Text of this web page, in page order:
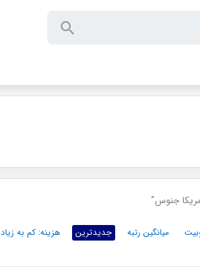
جنوس”
میانگین رتبه جدیدترین هزینه: کم به زیاد